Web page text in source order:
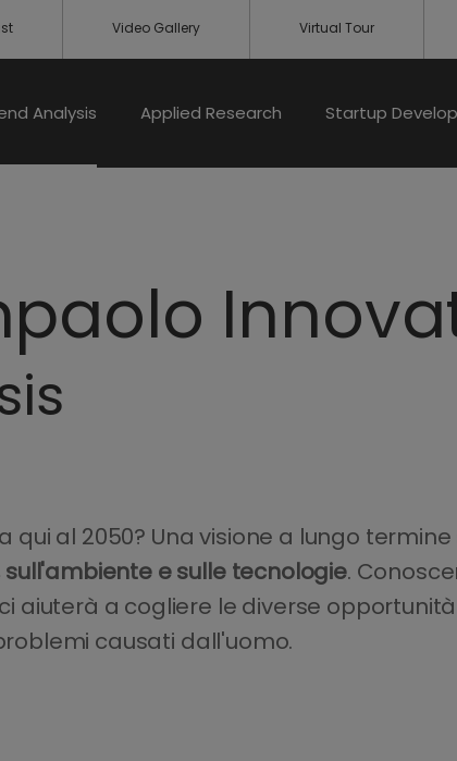
Video Gallery Virtual Tour
Analysis Applied Research Startup
al 2050? Una visione a lungo
sull'ambiente e sulle tecnologie.
aiuterà a cogliere le diverse
causati dall'uomo.